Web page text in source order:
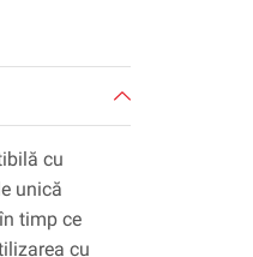
cu
unică
timp ce
cu